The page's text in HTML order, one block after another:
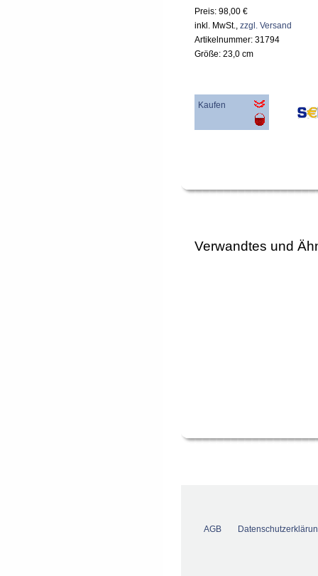
Preis: 98,00 €
inkl. MwSt., zzgl. Versand
Artikelnummer: 31794
Größe: 23,0 cm
Kaufen
Verwandtes und
AGB